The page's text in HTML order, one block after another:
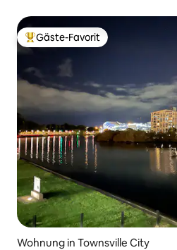
Beliebter Gäste-Favorit.
Gäste-Favorit
Wohnung in Townsville City